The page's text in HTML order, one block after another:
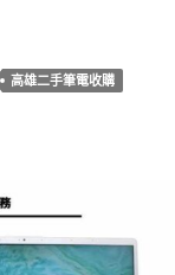
高雄二手筆電收購